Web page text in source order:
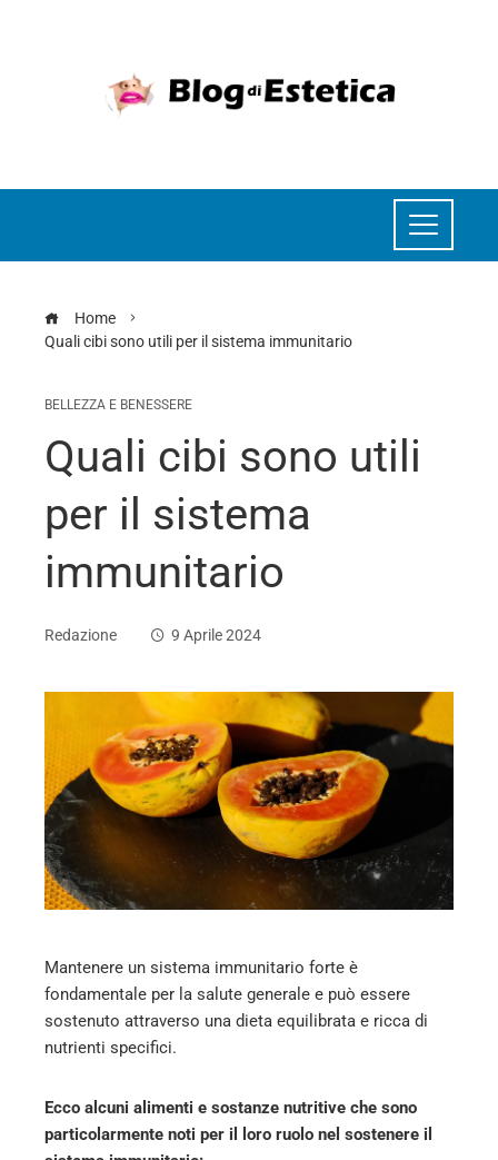
Home
Quali cibi sono utili per il sistema immunitario
BELLEZZA E BENESSERE
Quali cibi sono utili
per il sistema
immunitario
Redazione 9 Aprile 2024
Mantenere un sistema immunitario forte è
fondamentale per la salute generale e può essere
sostenuto attraverso una dieta equilibrata e ricca di
nutrienti specifici.
Ecco alcuni alimenti e sostanze nutritive che sono
particolarmente noti per il loro ruolo nel sostenere il